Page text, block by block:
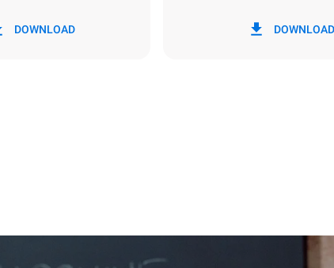
eliminiert werden, indem man
DOWNLOAD DOWNLOAD